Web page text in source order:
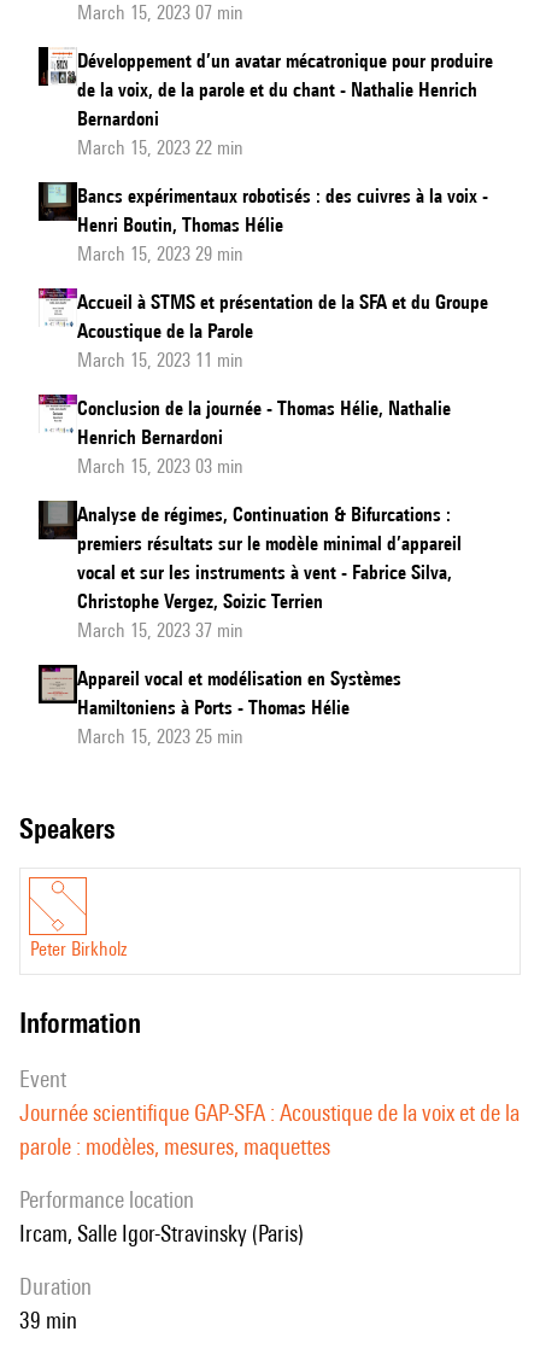
March 15, 2023 07 min
Développement d’un avatar mécatronique pour produire
de la voix, de la parole et du chant - Nathalie Henrich
Bernardoni
March 15, 2023 22 min
Bancs expérimentaux robotisés : des cuivres à la voix -
Henri Boutin, Thomas Hélie
March 15, 2023 29 min
Accueil à STMS et présentation de la SFA et du Groupe
Acoustique de la Parole
March 15, 2023 11 min
Conclusion de la journée - Thomas Hélie, Nathalie
Henrich Bernardoni
March 15, 2023 03 min
Analyse de régimes, Continuation & Bifurcations :
premiers résultats sur le modèle minimal d’appareil
vocal et sur les instruments à vent - Fabrice Silva,
Christophe Vergez, Soizic Terrien
March 15, 2023 37 min
Appareil vocal et modélisation en Systèmes
Hamiltoniens à Ports - Thomas Hélie
March 15, 2023 25 min
speakers
Peter Birkholz
information
event
Journée scientifique GAP-SFA : Acoustique de la voix et de la
parole : modèles, mesures, maquettes
performance location
Ircam, Salle Igor-Stravinsky (Paris)
duration
39 min